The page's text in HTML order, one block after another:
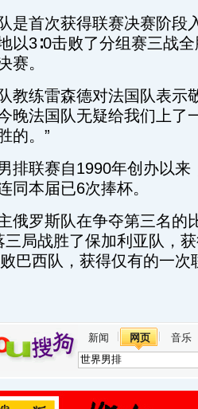
首次获得联赛决赛阶段
以3∶0击败了分组赛三战
赛。
练雷森德对法国队表示敬
晚法国队无疑给我们上了
的。”
联赛自1990年创办以来
同本届已6次捧杯。
罗斯队在争夺第三名的比
三局战胜了保加利亚队，
巴西队，获得仅有的一次
新闻 网页 音乐